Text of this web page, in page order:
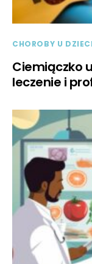
CHOROBY U
Ciemiączko
leczenie i